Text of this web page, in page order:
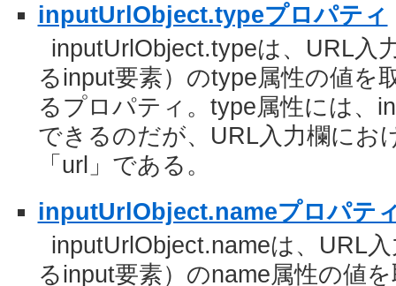
inputUrlObject.typeプロパティ
inputUrlObject.typeは、URL入
るinput要素）のtype属性の値を
るプロパティ。type属性には、
できるのだが、URL入力欄にお
「url」である。
inputUrlObject.nameプロパテ
inputUrlObject.nameは、URL
るinput要素）のname属性の値